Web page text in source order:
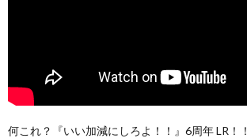
何これ？『いい加減にしろよ！！』6周年 LR！！